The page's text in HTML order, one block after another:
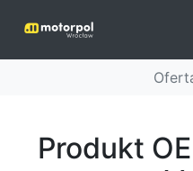
Produkt